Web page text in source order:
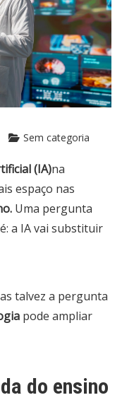
Sem categoria
(IA)na
espaço nas
Uma pergunta
a IA vai substituir
talvez a pergunta
pode ampliar
do ensino